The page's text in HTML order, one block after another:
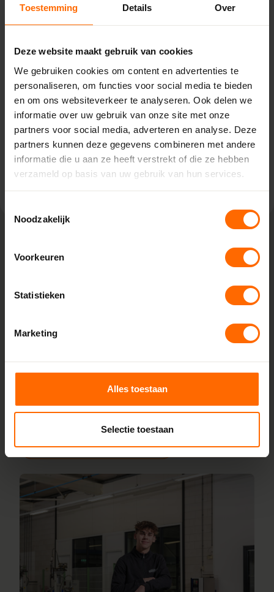
Toestemming Details Over
Deze website maakt gebruik van cookies
We gebruiken cookies om content en advertenties te
personaliseren, om functies voor social media te bieden
en om ons websiteverkeer te analyseren. Ook delen we
informatie over uw gebruik van onze site met onze
partners voor social media, adverteren en analyse. Deze
partners kunnen deze gegevens combineren met andere
informatie die u aan ze heeft verstrekt of die ze hebben
verzameld op basis van uw gebruik van hun services.
Noodzakelijk
Voorkeuren
Statistieken
Marketing
Alles toestaan
Selectie toestaan
Pick-up point
Naarden – Van Houwelingen
Energiestraat 27,
1411 AR Naarden
0513335000
naarden@skodora.nl
Bekijk vestiging info
Lokaal geproduceerd in onze eigen
Bij Skodora bestel je kunststof kozijnen rechtstreeks bij de
bron, zonder tussenhandelaren. Met onze fabrieken in
korte productietijden en topkwaliteit. Wij maken kunststof
onze vestigingen in de buurt van Soest. Heb je vragen over
Lees meer over onze fabriek